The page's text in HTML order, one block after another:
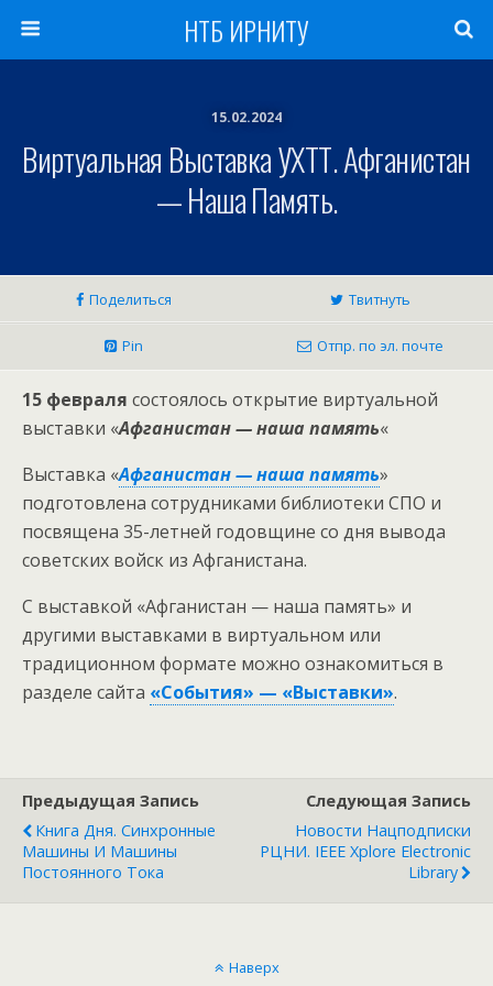
НТБ ИРНИТУ
15.02.2024
Виртуальная Выставка УХТТ. Афганистан
— Наша Память.
Поделиться Твитнуть
Pin Отпр. по эл. почте
15 февраля состоялось открытие виртуальной
выставки «Афганистан — наша память«
Выставка «Афганистан — наша память»
подготовлена сотрудниками библиотеки СПО и
посвящена 35-летней годовщине со дня вывода
советских войск из Афганистана.
С выставкой «Афганистан — наша память» и
другими выставками в виртуальном или
традиционном формате можно ознакомиться в
разделе сайта «События» — «Выставки».
Предыдущая Запись
Книга Дня. Синхронные
Машины И Машины
Постоянного Тока
Следующая Запись
Новости Нацподписки
РЦНИ. IEEE Xplore Electronic
Library
Наверх